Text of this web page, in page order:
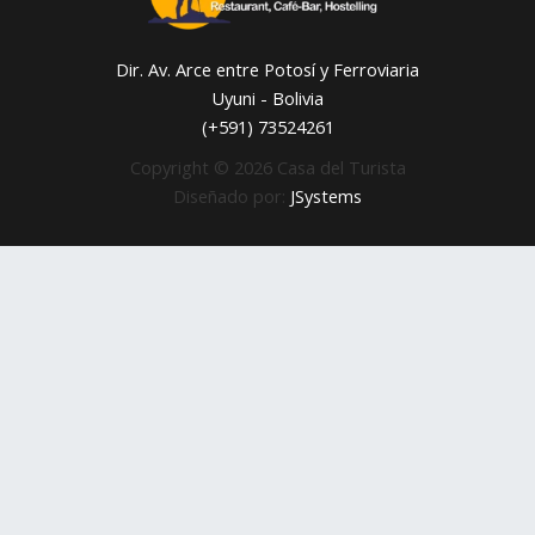
Dir. Av. Arce entre Potosí y Ferroviaria
Uyuni - Bolivia
(+591) 73524261
Copyright © 2026 Casa del Turista
Diseñado por: JSystems